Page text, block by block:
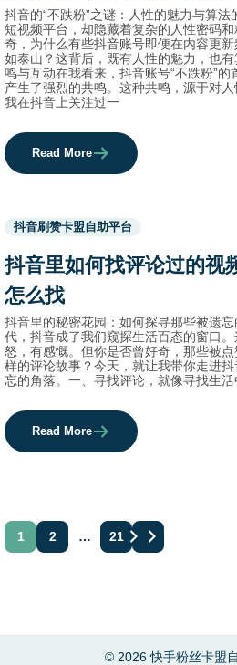
抖音的“不跌粉”之谜：人性的魅力与算
短视频平台，却隐藏着复杂的人性密码
奇，为什么有些抖音账号即便在内容更
如泰山？这背后，既有人性的魅力，也
鸣与互动在我看来，抖音账号“不跌粉”
产生了强烈的共鸣。这种共鸣，源于对
我在抖音上关注过一
Read More
Used
before
category
names.
抖音刷赞卡盟自助平台
抖音里如何找评论过的视
怎么找
抖音里的秘密花园：如何探寻那些被遗
代，抖音成了我们窥探生活百态的窗口
怒，有感慨。但你是否曾好奇，那些被
样的评论故事？今天，就让我带你走进
忘的角落。一、寻找评论，就像寻找生
Read More
文
分
1 2 … 21
© 2026 快手粉丝卡盟